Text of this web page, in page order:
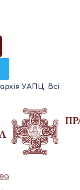
УАПЦ. Всі